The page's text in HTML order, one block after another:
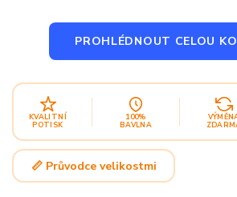
PROHLÉDNOUT CELOU
KVALITNÍ
POTISK
100%
BAVLNA
📏 Průvodce velikostmi